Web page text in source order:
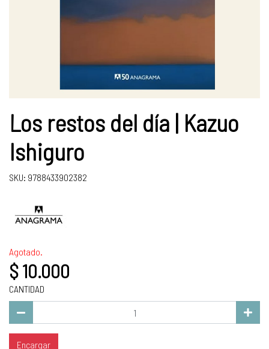
Los restos del día | Kazuo
Ishiguro
SKU: 9788433902382
Agotado.
$ 10.000
CANTIDAD
Encargar